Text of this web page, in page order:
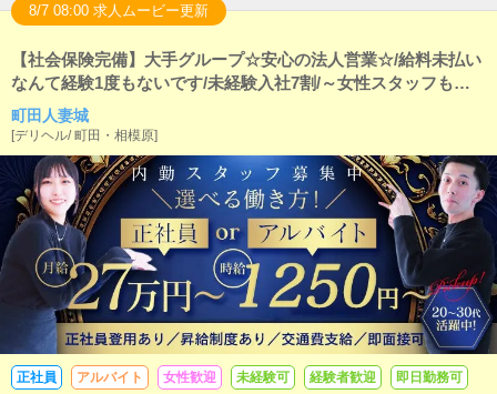
8/7 08:00 求人ムービー更新
【社会保険完備】大手グループ☆安心の法人営業☆/給料未払い
なんて経験1度もないです/未経験入社7割/～女性スタッフも大
活躍中～★
町田人妻城
[デリヘル/町田・相模原]
正社員 アルバイト 女性歓迎 未経験可 経験者歓迎 即日勤務可